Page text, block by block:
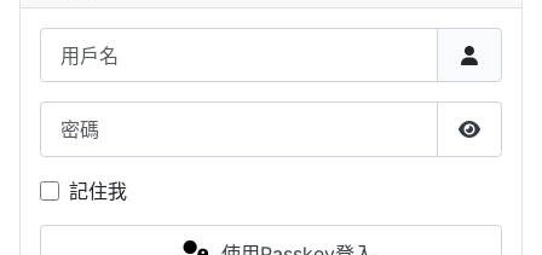
用戶名
密碼
顯示密
記住我